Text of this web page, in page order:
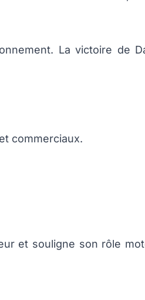
La victoire de
commerciaux.
et souligne son rôle